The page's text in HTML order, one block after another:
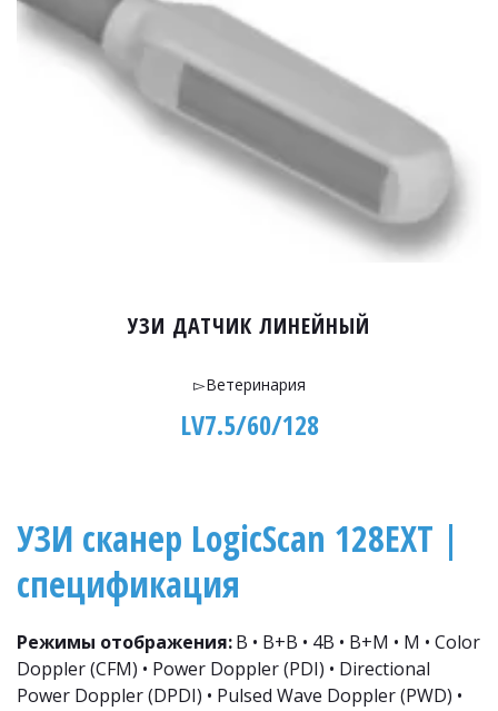
УЗИ ДАТЧИК ЛИНЕЙНЫЙ
▻Ветеринария
LV7.5/60/128
УЗИ сканер LogicScan 128EXT |
спецификация
Режимы отображения: B • B+B • 4B • B+M • M • Color
Doppler (CFM) • Power Doppler (PDI) • Directional
Power Doppler (DPDI) • Pulsed Wave Doppler (PWD) •